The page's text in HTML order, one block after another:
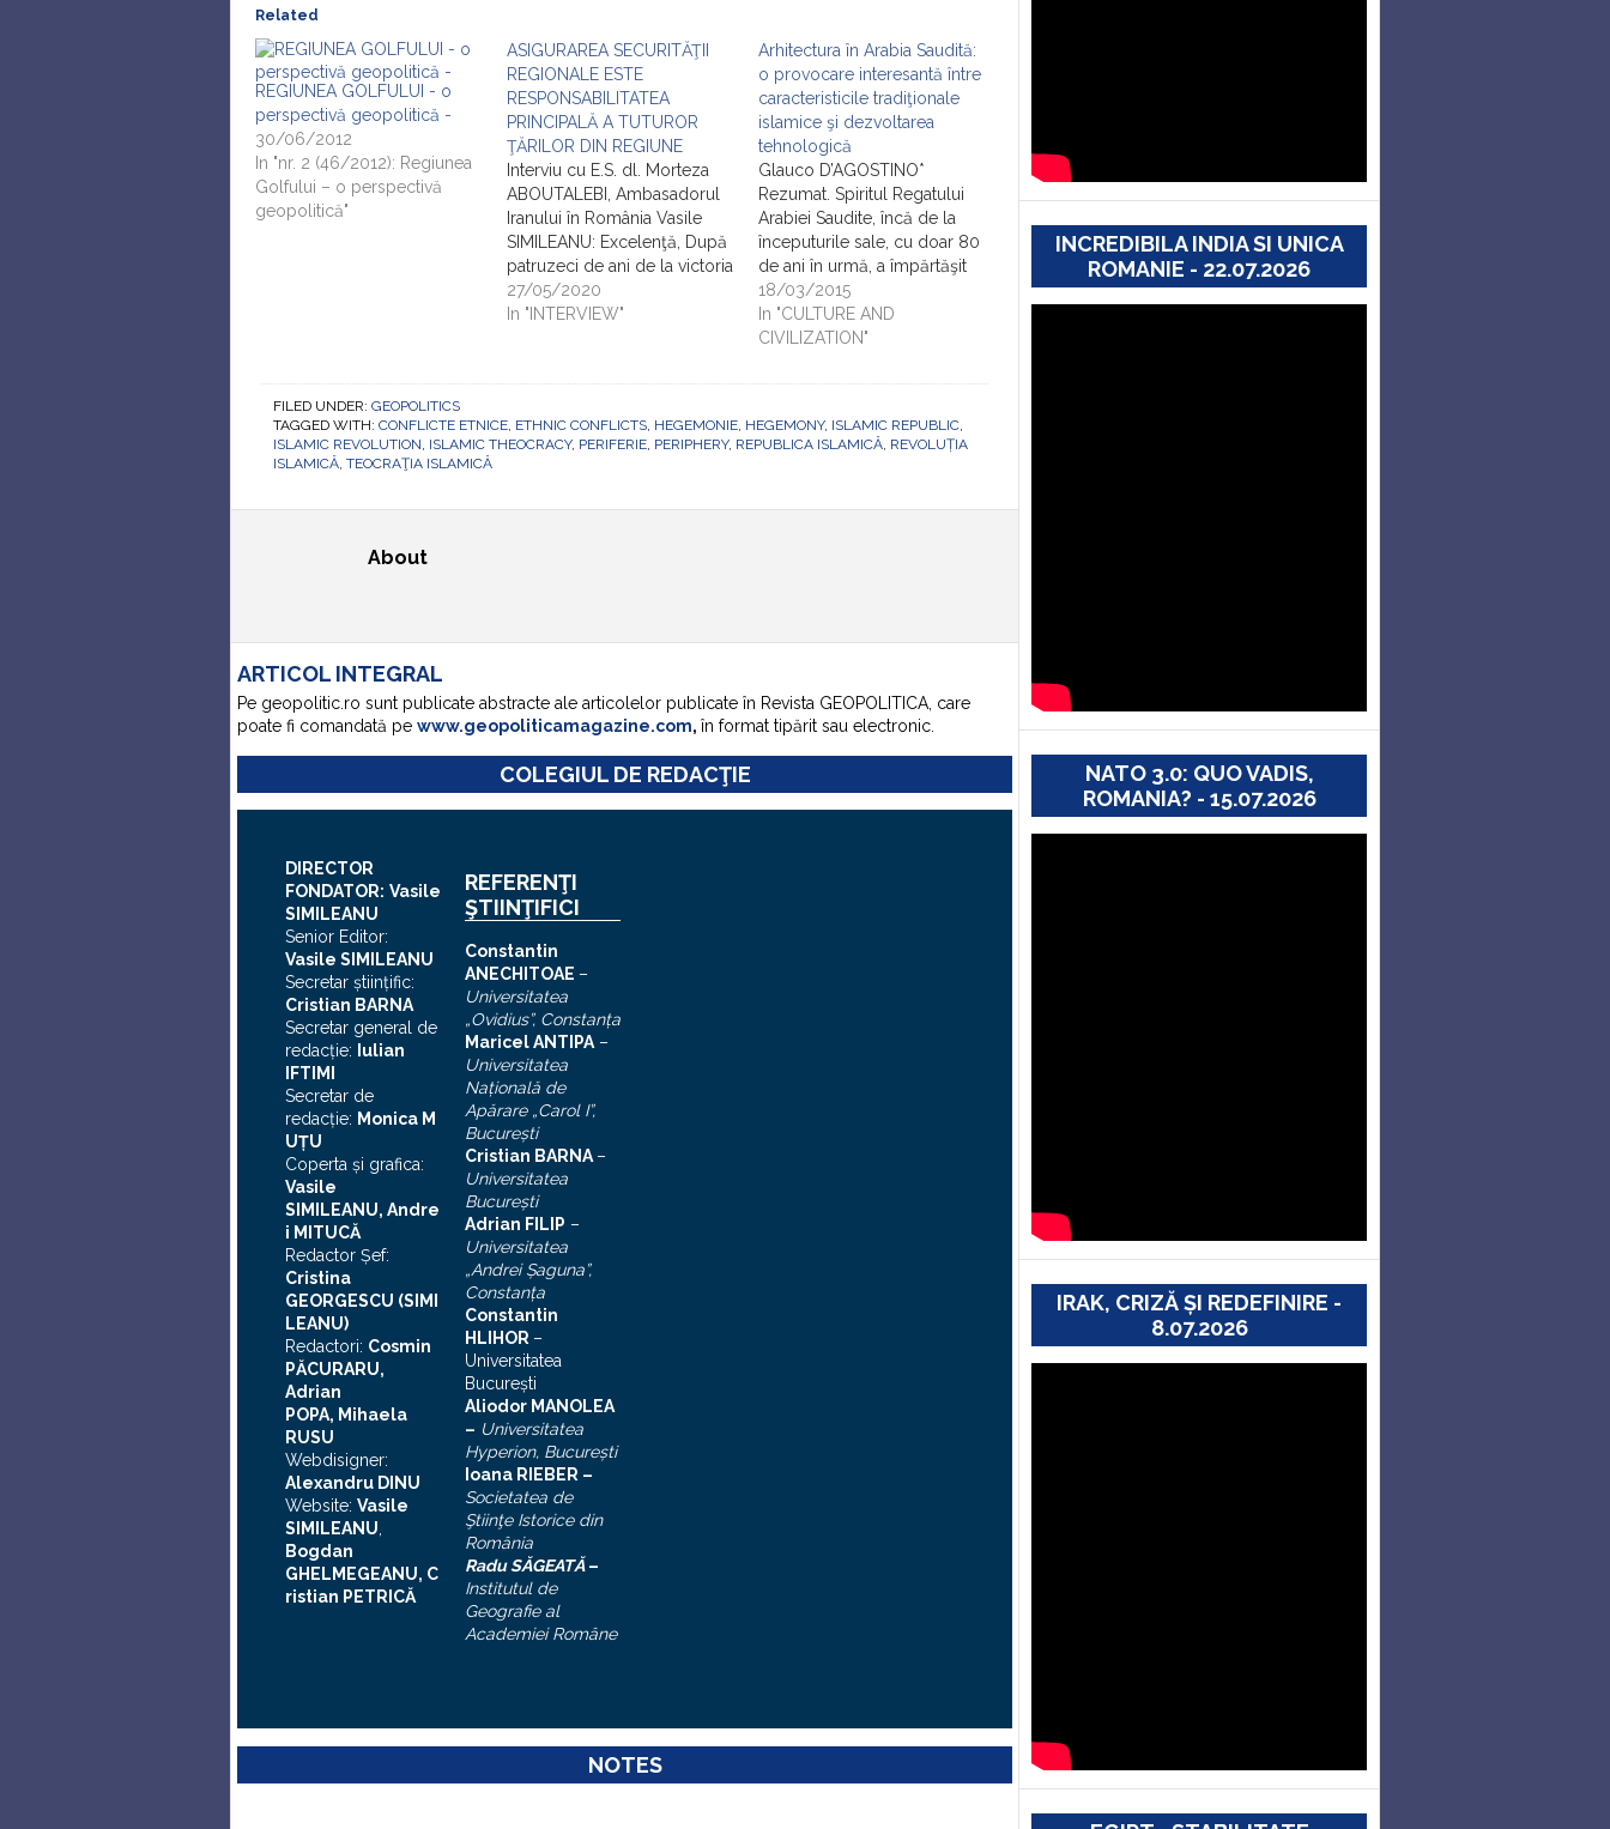
Related
REGIUNEA GOLFULUI - o
perspectivă geopolitică -
30/06/2012
In "nr. 2 (46/2012): Regiunea
Golfului – o perspectivă
geopolitică"
ASIGURAREA SECURITĂŢII
REGIONALE ESTE
RESPONSABILITATEA
PRINCIPALĂ A TUTUROR
ŢĂRILOR DIN REGIUNE
Interviu cu E.S. dl. Morteza
ABOUTALEBI, Ambasadorul
Iranului în România Vasile
SIMILEANU: Excelenţă, După
patruzeci de ani de la victoria
Revoluţiei islamice din Iran,
cum evaluaţi situaţia
internaţionale cu actorii statali
ABOUTALEBI: Revoluţia
27/05/2020
In "INTERVIEW"
Arhitectura în Arabia Saudită:
o provocare interesantă între
caracteristicile tradiţionale
islamice şi dezvoltarea
tehnologică
Glauco D’AGOSTINO*
Rezumat. Spiritul Regatului
Arabiei Saudite, încă de la
începuturile sale, cu doar 80
de ani în urmă, a împărtăşit
aspectele contradictorii ale
tradiţiei şi modernităţii,
întotdeauna indecis între
obiceiurilor Wahhâbi şi
progres tehnologic
extraordinar, căutând tot mai
18/03/2015
In "CULTURE AND
CIVILIZATION"
FILED UNDER: GEOPOLITICS
TAGGED WITH: CONFLICTE ETNICE, ETHNIC CONFLICTS, HEGEMONIE, HEGEMONY, ISLAMIC REPUBLIC,
ISLAMIC REVOLUTION, ISLAMIC THEOCRACY, PERIFERIE, PERIPHERY, REPUBLICA ISLAMICĂ, REVOLUȚIA
ISLAMICĂ, TEOCRAŢIA ISLAMICĂ
About
ARTICOL INTEGRAL
Pe geopolitic.ro sunt publicate abstracte ale articolelor publicate în Revista GEOPOLITICA, care
poate fi comandată pe www.geopoliticamagazine.com, în format tipărit sau electronic.
COLEGIUL DE REDACŢIE
DIRECTOR
FONDATOR: Vasile
SIMILEANU
Senior Editor:
Vasile SIMILEANU
Secretar ştiinţific:
Cristian BARNA
Secretar general de
redacţie:
Iulian
FTIMI
Secretar de
redacţie: Monica M
UȚU
Coperta şi grafica:
Vasile
SIMILEANU, Andre
i MITUCĂ
Redactor Şef:
Cristina
GEORGESCU (SIMI
LEANU)
Redactori: Cosmin
PĂCURARU,
Adrian
POPA, Mihaela
RUSU
Webdisigner:
Alexandru DINU
Website: Vasile
SIMILEANU
Bogdan
GHELMEGEANU, C
ristian PETRICĂ
REFERENŢI
ŞTIINŢIFICI
Constantin
ANECHITOAE –
Universitatea
„Ovidius”, Constanţa
Maricel ANTIPA –
Universitatea
Naţională de
Apărare „Carol I”,
Bucureşti
Cristian BARNA –
Universitatea
Bucureşti
Adrian FILIP –
Universitatea
„AndreiŞaguna”,
Constanţa
Constantin
HLIHOR –
Universitatea
Bucureşti
Aliodor MANOLEA
– Universitatea
Hyperion, Bucureşti
Ioana RIEBER –
Societatea de
Ştiinţe Istorice din
România
Radu SĂGEATĂ–
Institutul de
Geografie al
Academiei Române
NOTES
INCREDIBILA INDIA SI UNICA
ROMANIE - 22.07.2026
NATO 3.0: QUO VADIS,
ROMANIA? - 15.07.2026
IRAK, CRIZĂ ȘI REDEFINIRE -
8.07.2026